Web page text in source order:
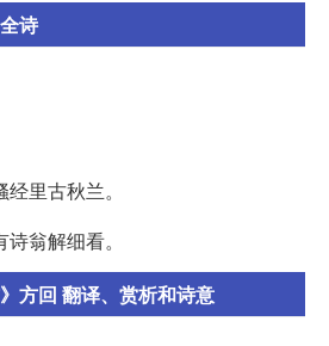
诗
里古秋兰。
翁解细看。
方回 翻译、赏析和诗意